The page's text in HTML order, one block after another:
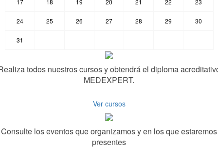
17 18 19 20 21 22 23
24 25 26 27 28 29 30
31
todos nuestros cursos y obtendrá el diploma
MEDEXPERT.
Ver cursos
Consulte los eventos que organizamos y en los que estaremos
presentes